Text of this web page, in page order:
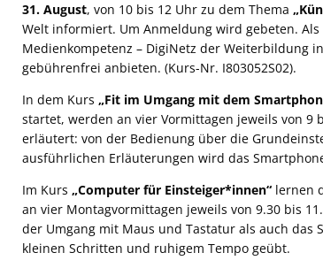
31. August, von 10 bis 12 Uhr zu dem Thema
Welt informiert. Um Anmeldung wird gebeten.
Medienkompetenz – DigiNetz der Weiterbildung
gebührenfrei anbieten. (Kurs-Nr. I803052S02).
In dem Kurs „Fit im Umgang mit dem
startet, werden an vier Vormittagen jeweils von 9
erläutert: von der Bedienung über die
ausführlichen Erläuterungen wird das
Im Kurs „Computer für Einsteiger*innen“ lernen
an vier Montagvormittagen jeweils von 9.30 bis
der Umgang mit Maus und Tastatur als auch das
kleinen Schritten und ruhigem Tempo geübt.